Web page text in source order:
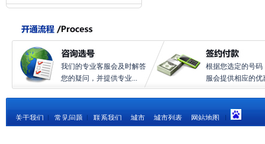
我们的专业客服会及时解答
您的疑问，并提供专业...
根据您选定的号码
服会提供相应的优
关于我们 常见问题 联系我们 城市 城市列表 网站地图